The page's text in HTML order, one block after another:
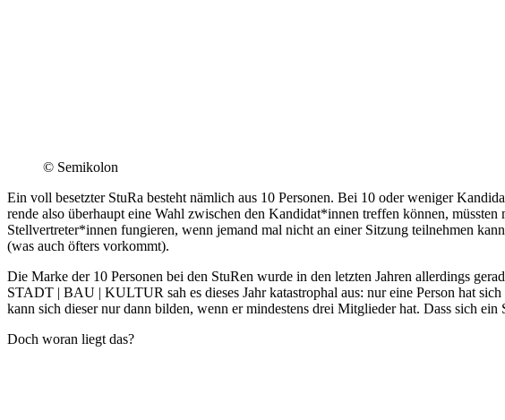
© Semi­kolon
Ein voll besetzter StuRa besteht nämlich aus 10 Per­sonen. Bei 10 oder weniger
rende also über­haupt eine Wahl zwi­schen den Kandidat*innen treffen können,
Stellvertreter*innen fun­gieren, wenn jemand mal nicht an einer Sitzung teil­nehmen
(was auch öfters vorkommt).
Die Marke der 10 Per­sonen bei den StuRen wurde in den letzten Jahren aller­dings
STADT | BAU | KULTUR sah es dieses Jahr kata­strophal aus: nur eine Person hat
kann sich dieser nur dann bilden, wenn er min­destens drei Mit­glieder hat. Dass sich
Doch woran liegt das?